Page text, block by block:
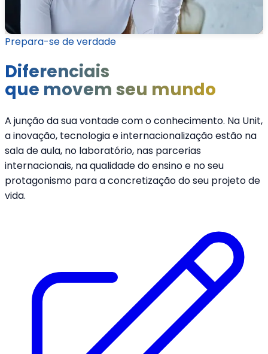
Prepara-se de verdade
Diferenciais
que movem seu mundo
A junção da sua vontade com o conhecimento. Na Unit,
a inovação, tecnologia e internacionalização estão na
sala de aula, no laboratório, nas parcerias
internacionais, na qualidade do ensino e no seu
protagonismo para a concretização do seu projeto de
vida.